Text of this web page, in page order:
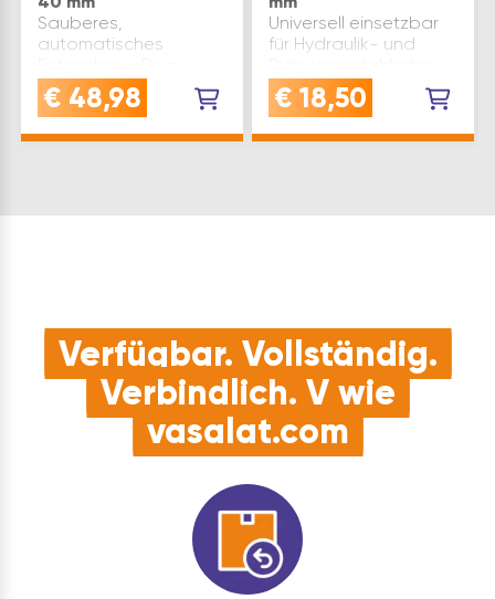
Sauberes,
automatisches
Schneiden mit diesem
Werkzeug verbleibt
€ 48,98
Universell einsetzbar
für Hydraulik- und
Kupferrohre und
sonstige Rohre aus
€ 18,50
Verfügbar. Vollständig.
Verbindlich. V wie
vasalat.com